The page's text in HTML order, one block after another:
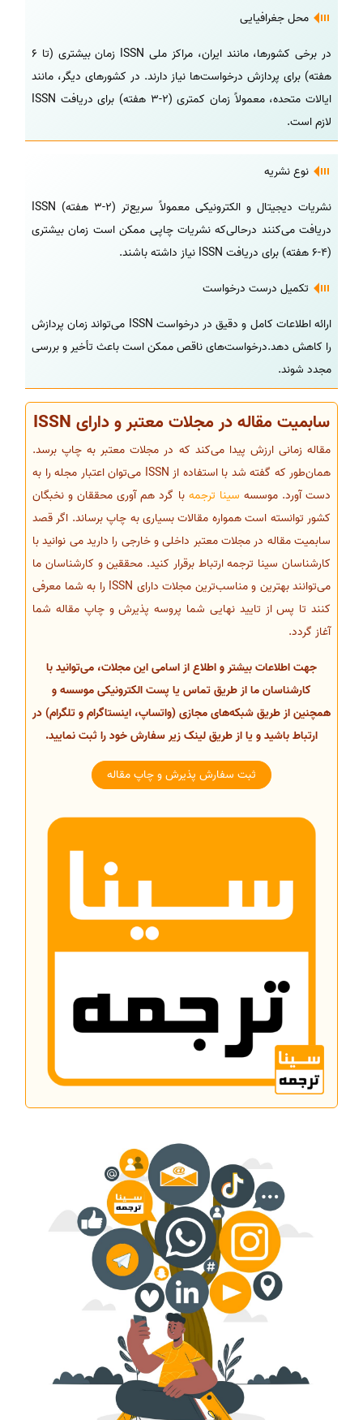
محل جغرافیایی
در برخی کشورها، مانند ایران، مراکز ملی ISSN زمان بیشتری (تا 6
هفته) برای پردازش درخواست‌ها نیاز دارند. در کشورهای دیگر، مانند
ایالات متحده، معمولاً زمان کمتری (2-3 هفته) برای دریافت ISSN
لازم است.
نوع نشریه
نشریات دیجیتال و الکترونیکی معمولاً سریع‌تر (2-3 هفته) ISSN
دریافت می‌کنند درحالی‌‌که نشریات چاپی ممکن است زمان بیشتری
(4-6 هفته) برای دریافت ISSN نیاز داشته باشند.
تکمیل درست درخواست
ارائه اطلاعات کامل و دقیق در درخواست ISSN می‌تواند زمان پردازش
را کاهش دهد.درخواست‌های ناقص ممکن است باعث تأخیر و بررسی
مجدد شوند.
سابمیت مقاله در مجلات معتبر و دارای ISSN
مقاله زمانی ارزش پیدا می‌کند که در مجلات معتبر به چاپ برسد.
همان‌طور که گفته شد با استفاده از ISSN می‌توان اعتبار مجله را به
دست آورد. موسسه سینا ترجمه با گرد هم آوری محققان و نخبگان
کشور توانسته است همواره مقالات بسیاری به چاپ برساند. اگر قصد
سابمیت مقاله در مجلات معتبر داخلی و خارجی را دارید می نوانید با
کارشناسان سینا ترجمه ارتباط برقرار کنید. محققین و کارشناسان ما
می‌توانند بهترین و مناسب‌ترین مجلات دارای ISSN را به شما معرفی
کنند تا پس از تایید نهایی شما پروسه پذیرش و چاپ مقاله شما
آغاز گردد.
جهت اطلاعات بیشتر و اطلاع از اسامی این مجلات، می‌توانید با
کارشناسان ما از طریق تماس یا پست الکترونیکی موسسه و
همچنین از طریق شبکه‌های مجازی (واتساپ، اینستاگرام و تلگرام) در
ارتباط باشید و یا از طریق لینک زیر سفارش خود را ثبت نمایید.
ثبت سفارش پذیرش و چاپ مقاله